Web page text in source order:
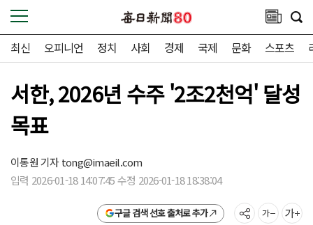
최신 오피니언 정치 사회 경제 국제 문화 스포츠
서한, 2026년 수주 '2조2천억' 달성
목표
이통원 기자tong@imaeil.com
입력 2026-01-18 14:07:45 수정 2026-01-18 18:38:04
구글 검색 선호 출처로 추가